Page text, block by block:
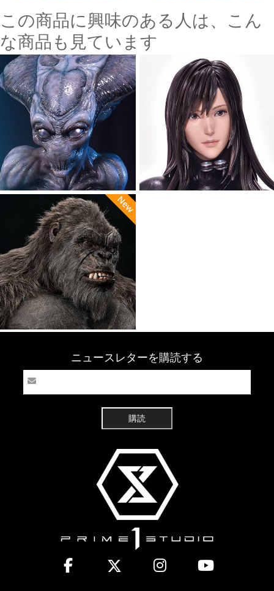
この商品に興味のある人は、こん
な商品も見ています
ニュースレターを購読する
購読